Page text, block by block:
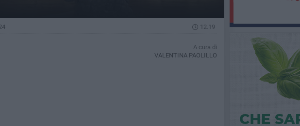
12.19
A cura di
VALENTINA PAOLILLO